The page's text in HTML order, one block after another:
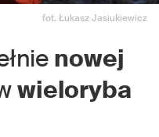
fot. Łukasz Jasiukiewicz
nowej
wieloryba